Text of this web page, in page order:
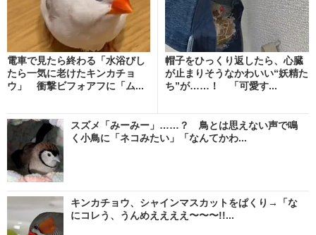
電車で見たら終わる「水浴びし
たら一気に老けたキンカチョ
ウ」 衝撃ビフォアフに「ム...
帽子をひっくり返したら、心臓
が止まりそうなかわいい“妖精た
ち”が……！ 「可愛す...
スズメ「みーみー」……？ 鳥とは思えない声で鳴
く小鳥に「ネコみたい」「なんてかわ...
キンカチョウ、シャインマスカットをぱくり→「な
にコレう、うんめええええ〜〜〜!!...